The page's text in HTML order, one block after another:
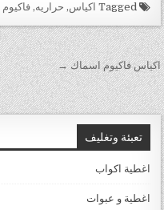
Tagged اكياس, حراريه,فاكيوم
تصفّح
المقالات
اكياس فاكيوم اسماك →
تعبئة وتغليف
اغطية اكواب
اغطية و عبوات